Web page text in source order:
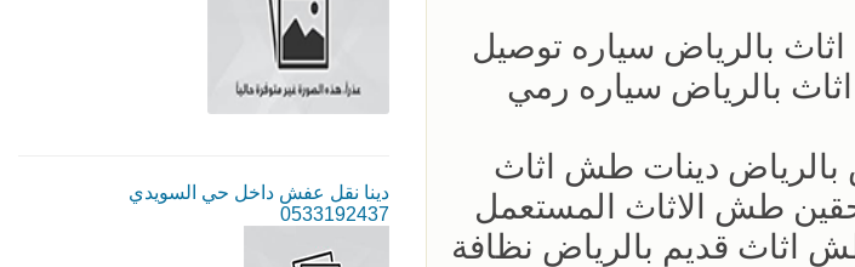
سياره دينا نقل اثاث بالرياض سياره توصيل
بالرياض سياره رمي
بالرياض دينات طش اثاث
طش الاثاث المستعمل
اثاث قديم بالرياض نظافة
دينا نقل عفش داخل حي السويدي
0533192437